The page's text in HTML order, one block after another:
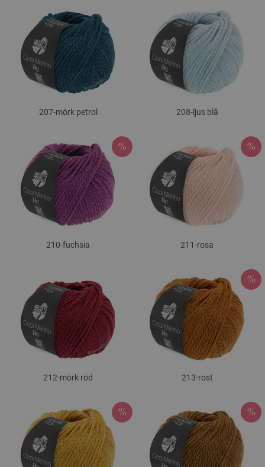
207-mörk petrol 208-ljus blå
210-fuchsia 211-rosa
212-mörk röd 213-rost